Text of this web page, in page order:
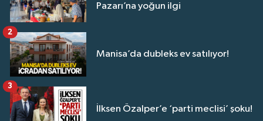
Pazarı’na yoğun ilgi
Manisa’da dubleks ev satılıyor!
2
İlksen Özalper’e ‘parti meclisi’ şoku!
3